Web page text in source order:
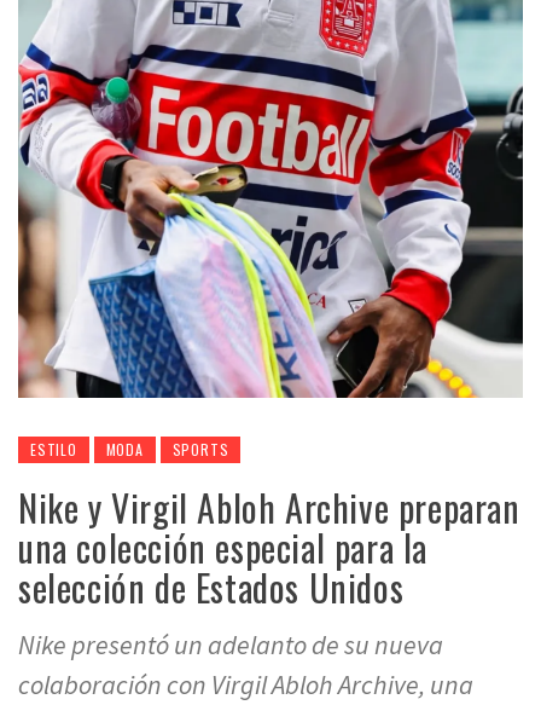
ESTILO MODA SPORTS
Nike y Virgil Abloh Archive preparan
una colección especial para la
selección de Estados Unidos
Nike presentó un adelanto de su nueva
colaboración con Virgil Abloh Archive, una